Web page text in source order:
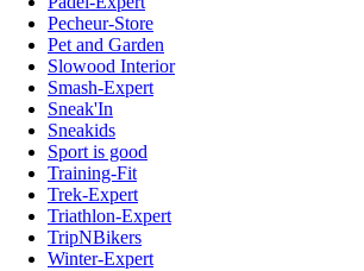
Pecheur-Store
Pet and Garden
Slowood Interior
Smash-Expert
Sneak'In
Sneakids
Sport is good
Training-Fit
Trek-Expert
Triathlon-Expert
TripNBikers
Winter-Expert